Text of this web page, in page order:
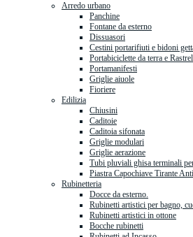
Arredo urbano
Panchine
Fontane da esterno
Dissuasori
Cestini portarifiuti e bidoni
Portabiciclette da terra e
Portamanifesti
Griglie aiuole
Fioriere
Edilizia
Chiusini
Caditoie
Caditoia sifonata
Griglie modulari
Griglie aerazione
Tubi pluviali ghisa terminali
Piastra Capochiave Tirante
Rubinetteria
Docce da esterno.
Rubinetti artistici per bagno,
Rubinetti artistici in ottone
Bocche rubinetti